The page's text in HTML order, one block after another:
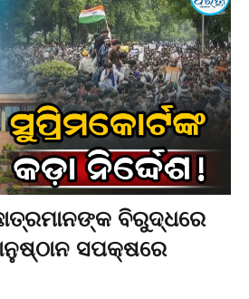
ବିରୁଦ୍ଧରେ
ସପକ୍ଷରେ